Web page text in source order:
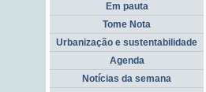
Em pauta
Tome Nota
Urbanização e sustentabilidade
Agenda
Notícias da semana